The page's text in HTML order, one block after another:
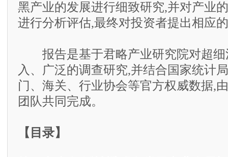
黑产业的发展进行细致研究,并对产业
进行分析评估,最终对投资者提出相应
报告是基于君略产业研究院对超细
入、广泛的调查研究,并结合国家统计
门、海关、行业协会等官方权威数据,
团队共同完成。
【目录】